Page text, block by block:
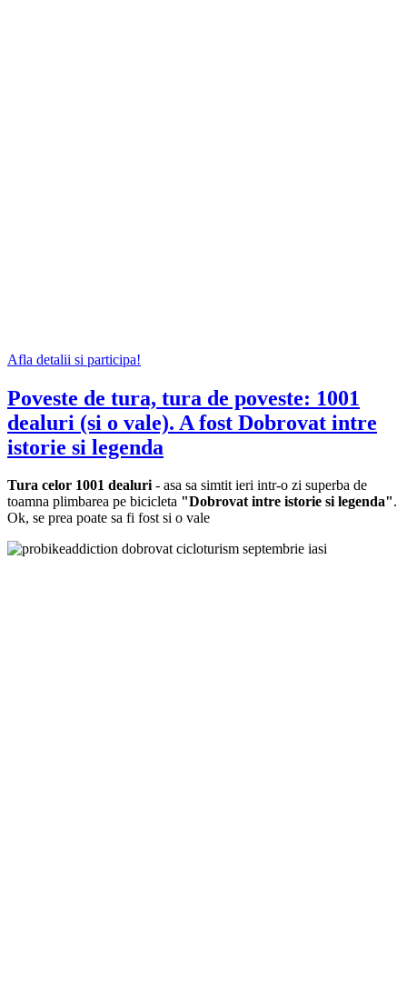
Afla detalii si participa!
Poveste de tura, tura de poveste: 1001
dealuri (si o vale). A fost Dobrovat intre
istorie si legenda
Tura celor 1001 dealuri- asa sa simtit ieri intr-o zi superba de
toamna plimbarea pe bicicleta "Dobrovat intre istorie si legenda".
Ok, se prea poate sa fi fost si o vale